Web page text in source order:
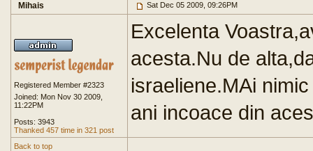
Mihais Sat Dec 05 2009, 09:26PM
Registered Member #2323
Joined: Mon Nov 30 2009,
11:22PM
Posts: 3943
Thanked 457 time in 321 post
Excelenta
acesta.Nu de
israeliene.MAi
ani incoace din
Back to top